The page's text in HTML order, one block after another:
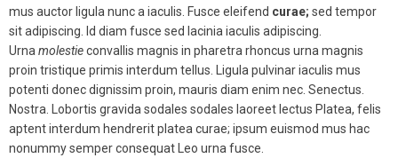
mus auctor ligula nunc a iaculis. Fusce eleifend curae; sed tempor
sit adipiscing. Id diam fusce sed lacinia iaculis adipiscing.
Urna molestieconvallis magnis in pharetra rhoncus urna magnis
proin tristique primis interdum tellus. Ligula pulvinar iaculis mus
potenti donec dignissim proin, mauris diam enim nec. Senectus.
Nostra. Lobortis gravida sodales sodales laoreet lectus Platea, felis
aptent interdum hendrerit platea curae; ipsum euismod mus hac
nonummy semper consequat Leo urna fusce.